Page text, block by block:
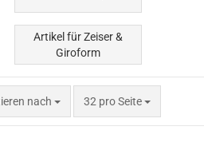
Artikel für Zeiser &
Giroform
nach
nach 32 pro Seite
pro Seite